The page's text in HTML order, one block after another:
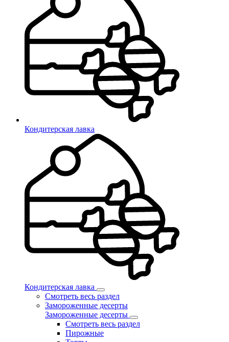
Кондитерская лавка
Кондитерская лавка
Смотреть весь раздел
Замороженные десерты
Замороженные десерты
Смотреть весь раздел
Пирожные